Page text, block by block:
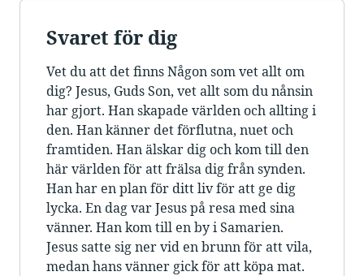
Svaret för dig
Vet du att det finns Någon som vet allt om
dig? Jesus, Guds Son, vet allt som du nånsin
har gjort. Han skapade världen och allting i
den. Han känner det förflutna, nuet och
framtiden. Han älskar dig och kom till den
här världen för att frälsa dig från synden.
Han har en plan för ditt liv för att ge dig
lycka. En dag var Jesus på resa med sina
vänner. Han kom till en by i Samarien.
Jesus satte sig ner vid en brunn för att vila,
medan hans vänner gick för att köpa mat.